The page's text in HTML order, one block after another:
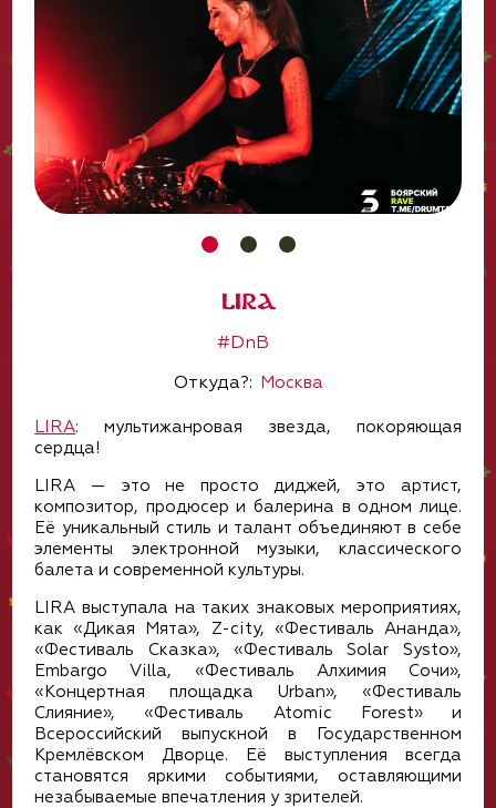
LIRA
#DnB
Откуда?: Москва
LIRA: мультижанровая звезда, покоряющая
сердца!
LIRA — это не просто диджей, это артист,
композитор, продюсер и балерина в одном лице.
Её уникальный стиль и талант объединяют в себе
элементы электронной музыки, классического
балета и современной культуры.
LIRA выступала на таких знаковых мероприятиях,
как «Дикая Мята», Z-city, «Фестиваль Ананда»,
«Фестиваль Сказка», «Фестиваль Solar Systo»,
Embargo Villa, «Фестиваль Алхимия Сочи»,
«Концертная площадка Urban», «Фестиваль
Слияние», «Фестиваль Atomic Forest» и
Всероссийский выпускной в Государственном
Кремлёвском Дворце. Её выступления всегда
становятся яркими событиями, оставляющими
незабываемые впечатления у зрителей.